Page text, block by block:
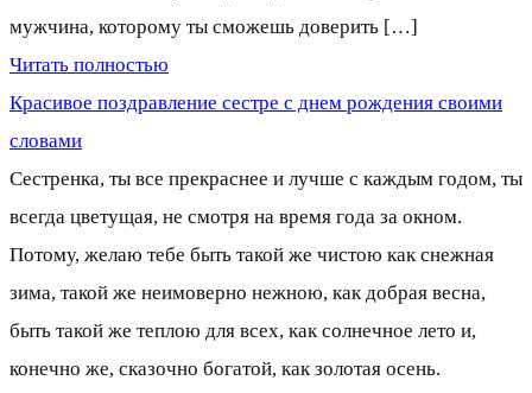
мужчина, которому ты сможешь доверить […]
Читать полностью
Красивое поздравление сестре с днем рождения своими
словами
Сестренка, ты все прекраснее и лучше с каждым годом, ты
всегда цветущая, не смотря на время года за окном.
Потому, желаю тебе быть такой же чистою как снежная
зима, такой же неимоверно нежною, как добрая весна,
быть такой же теплою для всех, как солнечное лето и,
конечно же, сказочно богатой, как золотая осень.